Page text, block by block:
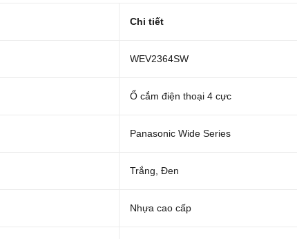
Chi tiết
WEV2364SW
Ổ cắm điện thoại 4 cực
Panasonic Wide Series
Trắng, Đen
Nhựa cao cấp